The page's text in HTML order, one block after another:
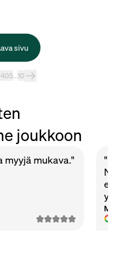
sivu
05...10
joukkoon
myyjä mukava."